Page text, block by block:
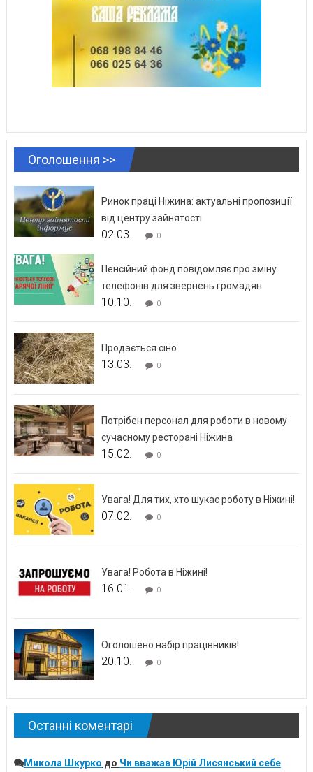
Оголошення >>
Ринок праці Ніжина: актуальні пропозиції
від центру зайнятості
02.03. 0
Пенсійний фонд повідомляє про зміну
телефонів для звернень громадян
10.10. 0
Продається сіно
13.03. 0
Потрібен персонал для роботи в новому
сучасному ресторані Ніжина
15.02. 0
Увага! Для тих, хто шукає роботу в Ніжині!
07.02. 0
Увага! Робота в Ніжині!
16.01. 0
Оголошено набір працівників!
20.10. 0
Останні коментарі
Микола Шкурко до Чи вважав Юрій Лисянський себе